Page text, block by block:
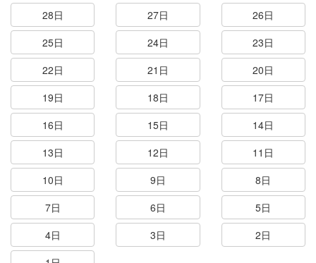
28日
27日
26日
25日
24日
23日
22日
21日
20日
19日
18日
17日
16日
15日
14日
13日
12日
11日
10日
9日
8日
7日
6日
5日
4日
3日
2日